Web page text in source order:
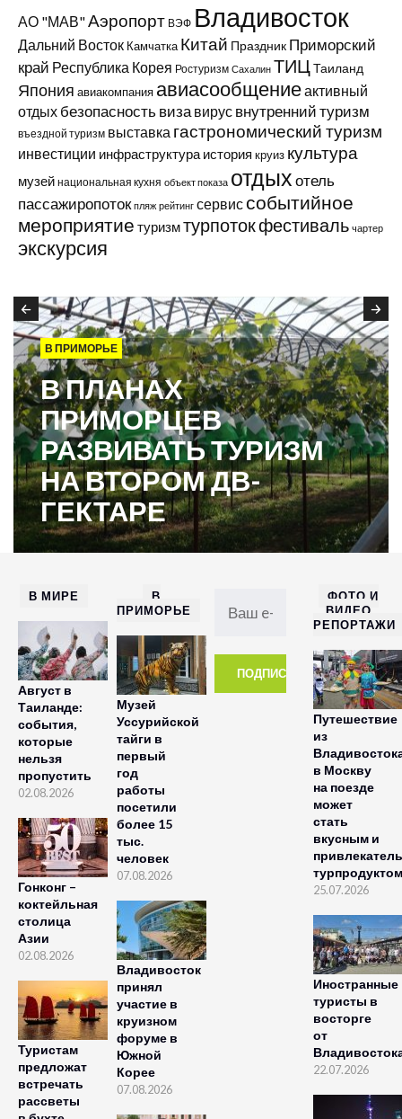
АО "МАВ"Аэропорт ВЭФ Владивосток
Дальний Восток Камчатка Китай Праздник Приморский
край Республика Корея Ростуризм Сахалин ТИЦТаиланд
Япония авиакомпания авиасообщениеактивный
отдых безопасность виза вирус внутренний туризм
въездной туризм выставка гастрономический туризм
инвестиции инфраструктура история круиз культура
музей национальная кухня объект показа отдыхотель
пассажиропоток пляж рейтинг сервис событийное
мероприятие туризмтурпотокфестиваль чартер
экскурсия
В ПРИМОРЬЕ
В ПЛАНАХ
ПРИМОРЦЕВ
РАЗВИВАТЬ ТУРИЗМ
НА ВТОРОМ ДВ-
ГЕКТАРЕ
В МИРЕ
Август в
Таиланде:
события,
которые
нельзя
пропустить
02.08.2026
Гонконг –
коктейльная
столица
Азии
02.08.2026
Туристам
предложат
встречать
рассветы
В
ПРИМОРЬЕ
Музей
Уссурийской
тайги в
первый
год
работы
посетили
более 15
тыс.
человек
07.08.2026
Владивосток
принял
участие в
круизном
форуме в
Южной
Корее
07.08.2026
ФОТО И
ВИДЕО
РЕПОРТАЖИ
Путешествие
из
в Москву
на поезде
может
стать
вкусным и
турпродуктом
25.07.2026
Иностранные
туристы в
восторге
от
22.07.2026